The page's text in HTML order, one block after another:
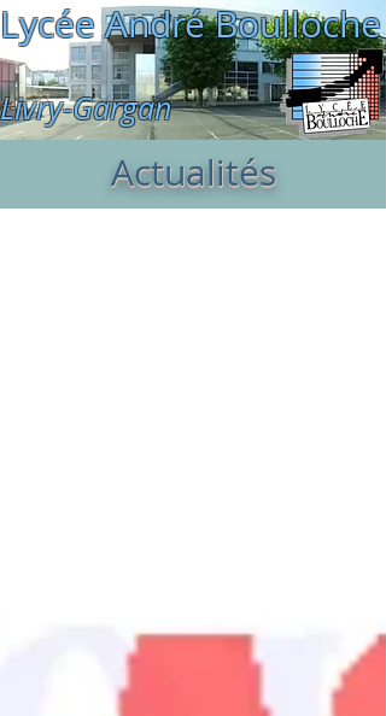
Lycée André Boulloche
Livry-Gargan
Actualités